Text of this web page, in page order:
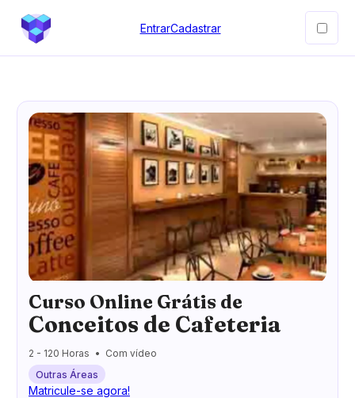
EntrarCadastrar
Curso Online Grátis de
Conceitos de Cafeteria
2 - 120 Horas
Com vídeo
Outras Áreas
Matricule-se agora!